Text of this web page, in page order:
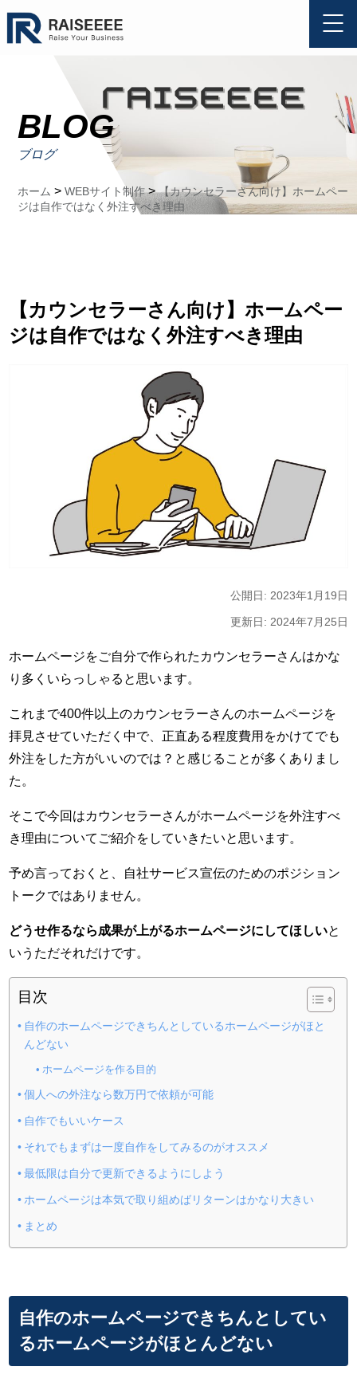
BLOG
ブログ
ホーム >WEBサイト制作>【カウンセラーさん向け】ホームペー
ジは自作ではなく外注すべき理由
【カウンセラーさん向け】ホームペー
ジは自作ではなく外注すべき理由
公開日: 2023年1月19日
更新日: 2024年7月25日
ホームページをご自分で作られたカウンセラーさんはかな
り多くいらっしゃると思います。
これまで400件以上のカウンセラーさんのホームページを
拝見させていただく中で、正直ある程度費用をかけてでも
外注をした方がいいのでは？と感じることが多くありまし
た。
そこで今回はカウンセラーさんがホームページを外注すべ
き理由についてご紹介をしていきたいと思います。
予め言っておくと、自社サービス宣伝のためのポジション
トークではありません。
どうせ作るなら成果が上がるホームページにしてほしいと
いうただそれだけです。
目次
自作のホームページできちんとしているホームページがほと
んどない
ホームページを作る目的
個人への外注なら数万円で依頼が可能
自作でもいいケース
それでもまずは一度自作をしてみるのがオススメ
最低限は自分で更新できるようにしよう
ホームページは本気で取り組めばリターンはかなり大きい
まとめ
自作のホームページできちんとしてい
るホームページがほとんどない